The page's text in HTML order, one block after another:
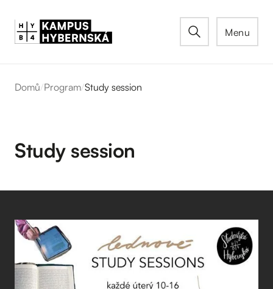
Menu
Domů/Program/Study session
Study session